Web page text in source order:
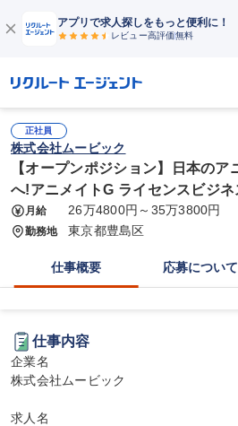
アプリで求人探しをもっと便利に！
レビュー高評価無料
正社員
株式会社ムービック
【オープンポジション】日本の
へ!アニメイトG ライセンスビジネ
月給 26万4800円～35万3800円
勤務地 東京都豊島区
仕事概要 応募について
仕事内容
企業名
株式会社ムービック
求人名